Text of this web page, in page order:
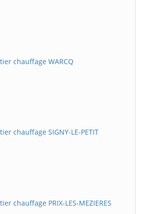
chauffage WARCQ
chauffage SIGNY-LE-PETIT
chauffage PRIX-LES-MEZIERES